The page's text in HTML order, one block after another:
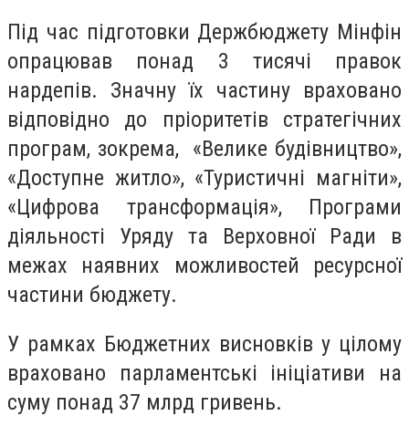
Під час підготовки Держбюджету Мінфін
опрацював понад 3 тисячі правок
нардепів. Значну їх частину враховано
відповідно до пріоритетів стратегічних
програм, зокрема, «Велике будівництво»,
«Доступне житло», «Туристичні магніти»,
«Цифрова трансформація», Програми
діяльності Уряду та Верховної Ради в
межах наявних можливостей ресурсної
частини бюджету.
У рамках Бюджетних висновків у цілому
враховано парламентські ініціативи на
суму понад 37 млрд гривень.